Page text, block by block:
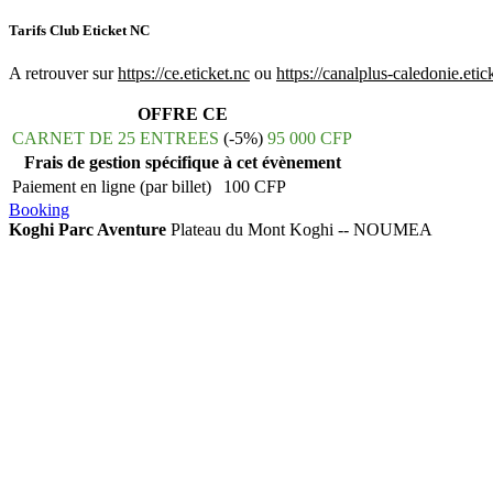
Tarifs Club Eticket NC
A retrouver surhttps://ce.eticket.nc ou https://canalplus-
OFFRE CE
CARNET DE 25 ENTREES (-5%) 95 000 CFP
Frais de gestion spécifique à cet évènement
Paiement en ligne (par billet)
100 CFP
Booking
Koghi Parc Aventure Plateau du Mont Koghi -- NOUMEA